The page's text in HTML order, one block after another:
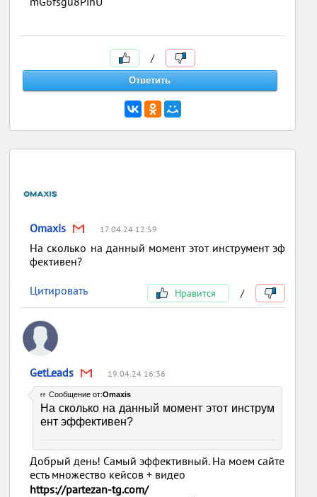
/
Omaxis 17.04.24 12:59
На сколько на данный момент этот инструмент эф
фективен?
Цитировать Нравится /
GetLeads 19.04.24 16:36
Сообщение от:Omaxis
На сколько на данный момент этот инструм
ент эффективен?
Добрый день! Самый эффективный. На моем сайте
есть множество кейсов + видео
https://partezan-tg.com/